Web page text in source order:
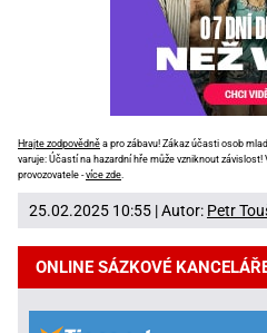
Hrajte zodpovědně a pro zábavu! Zákaz účasti osob
varuje: Účastí na hazardní hře může vzniknout
provozovatele -více zde.
25.02.2025 10:55 | Autor: Petr
ONLINE SÁZKOVÉ